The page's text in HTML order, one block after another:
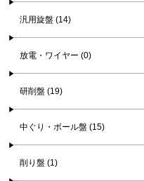
汎用旋盤 (14)
放電・ワイヤー (0)
研削盤 (19)
中ぐり・ボール盤 (15)
削り盤 (1)